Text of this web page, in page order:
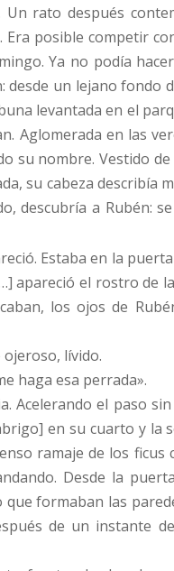
rato después
posible competir
Ya no podía
un lejano
levantada en el
Aglomerada en las
su nombre. Vestido
su cabeza describía
descubría a Rubén:
Estaba en la
apareció el rostro
los ojos de
lívido.
haga esa perrada».
Acelerando el paso
en su cuarto y la
ramaje de los
Desde la
formaban las
de un instante